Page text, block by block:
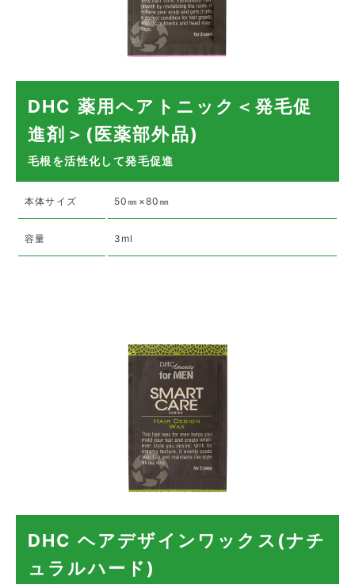
DHC 薬用ヘアトニック＜発毛促
進剤＞(医薬部外品)
毛根を活性化して発毛促進
本体サイズ 50㎜×80㎜
容量 3ml
DHC ヘアデザインワックス(ナチ
ュラルハード)